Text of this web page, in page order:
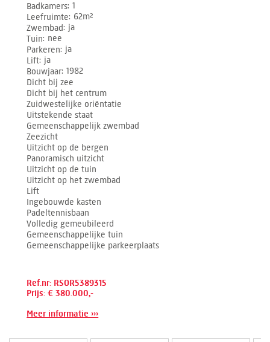
Badkamers 1
Leefruimte 62m²
Zwembad ja
Tuin nee
Parkeren ja
Lift ja
Bouwjaar 1982
Dicht bij zee
Dicht bij het centrum
Zuidwestelijke oriëntatie
Uitstekende staat
Gemeenschappelijk zwembad
Zeezicht
Uitzicht op de bergen
Panoramisch uitzicht
Uitzicht op de tuin
Uitzicht op het zwembad
Lift
Ingebouwde kasten
Padeltennisbaan
Volledig gemeubileerd
Gemeenschappelijke tuin
Gemeenschappelijke parkeerplaats
Ref.nr: RSOR5389315
Prijs: € 380.000,-
Meer informatie ›››